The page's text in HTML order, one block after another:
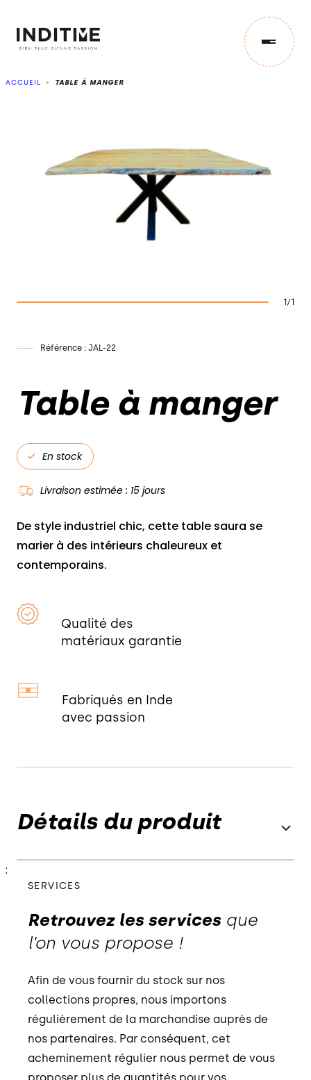
CONCEPTION
ACCUEIL TABLE À MANGER
1/1
Référence : JAL-22
Table à manger
En stock
Livraison estimée : 15 jours
De style industriel chic, cette table saura se
marier à des intérieurs chaleureux et
contemporains.
Qualité des
matériaux garantie
Fabriqués en Inde
avec passion
Détails du produit
:
SERVICES
Retrouvez les servicesque
l’on vous propose !
Afin de vous fournir du stock sur nos
collections propres, nous importons
régulièrement de la marchandise auprès de
nos partenaires. Par conséquent, cet
acheminement régulier nous permet de vous